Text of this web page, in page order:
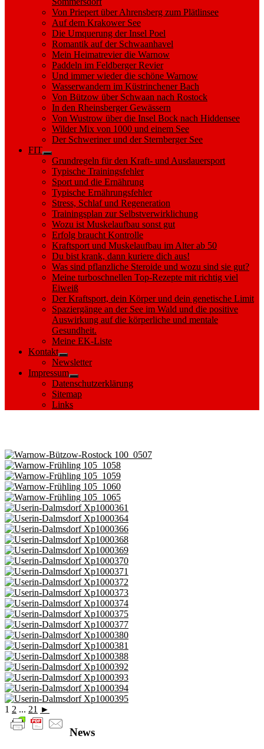
Von Priepert über Ahrensberg zum Plätlinsee
Auf dem Krakower See
Die Umquerung der Insel Poel
Romantik auf der Schwaanhavel
Mein Heimatrevier die Warnow
Paddeln im Feldberger Revier
Und immer wieder die schöne Warnow
Wasserwandern im Küstrinchener Bach
Von Bützow über Schwaan nach Rostock
In den Rheinsberger Gewässern
Von Wustrow über die Insel Bock nach Hiddensee
Wilder Mix von 1000 und einem See
Der Schweriner und der Sternberger See
FIT
Show
sub
menu
Grundregeln für den Kraft- und Ausdauersport
Typische Trainingsfehler
Sport und die Ernährung
Typische Ernährungsfehler
Stress, Schlaf und Regeneration
Trainingsplan zur Selbstverwirklichung
Wozu ist Muskelaufbau sonst gut
Erfolg braucht Kontrolle
Kraftsport und Muskelaufbau im Alter ab 50
Du bist krank, dann kuriere dich aus!
Was sind pflanzliche Steroide und wozu sind sie gut?
Meine turboschnellen Top-Rezepte mit richtig viel
Eiweiß
Der Kraftsport, dein Körper und dein genetische Limit
Spaziergänge an der See im Wald und die positive
Auswirkung auf die körperliche und mentale
Gesundheit.
Meine EK-Liste
Kontakt
Show
sub
menu
Newsletter
Impressum
Show
sub
menu
Datenschutzerklärung
Sitemap
Links
1 2 ... 21 ►
News